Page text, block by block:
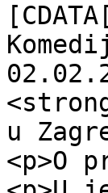
u
<p>O